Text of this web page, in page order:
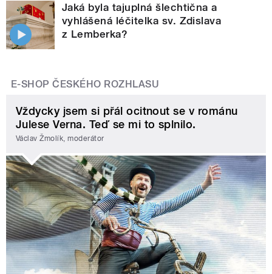
Jaká byla tajuplná šlechtična a
vyhlášená léčitelka sv. Zdislava
z Lemberka?
E-SHOP ČESKÉHO ROZHLASU
Vždycky jsem si přál ocitnout se v románu
Julese Verna. Teď se mi to splnilo.
Václav Žmolík, moderátor